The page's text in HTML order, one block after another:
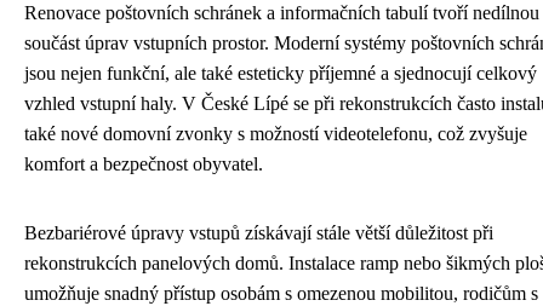
Renovace poštovních schránek a informačních tabulí tvoří nedílnou
součást úprav vstupních prostor. Moderní systémy poštovních
jsou nejen funkční, ale také esteticky příjemné a sjednocují celkový
vzhled vstupní haly. V České Lípé se při rekonstrukcích často
také nové domovní zvonky s možností videotelefonu, což zvyšuje
komfort a bezpečnost obyvatel.
Bezbariérové úpravy vstupů získávají stále větší důležitost při
rekonstrukcích panelových domů. Instalace ramp nebo šikmých
umožňuje snadný přístup osobám s omezenou mobilitou, rodičům s